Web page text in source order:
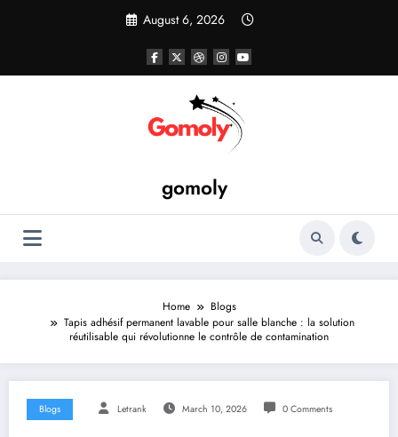
August 6, 2026
gomoly
Home
Blogs
Tapis adhésif permanent lavable pour salle blanche : la solution
réutilisable qui révolutionne le contrôle de contamination
Blogs Letrank March 10, 2026 0 Comments